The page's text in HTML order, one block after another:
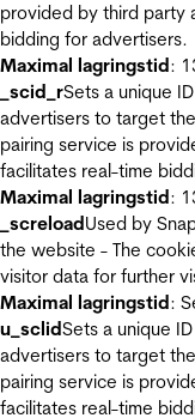
provided by third party
bidding for advertisers.
Maximal lagringstid:
_scid_rSets a unique
advertisers to target
pairing service is
facilitates real-time
Maximal lagringstid:
_screloadUsed by
the website - The
visitor data for further
Maximal lagringstid:
u_sclidSets a unique
advertisers to target
pairing service is
facilitates real-time